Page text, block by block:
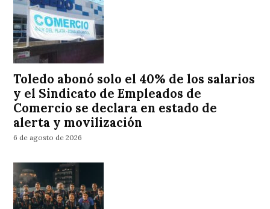
Toledo abonó solo el 40% de los salarios
y el Sindicato de Empleados de
Comercio se declara en estado de
alerta y movilización
6 de agosto de 2026